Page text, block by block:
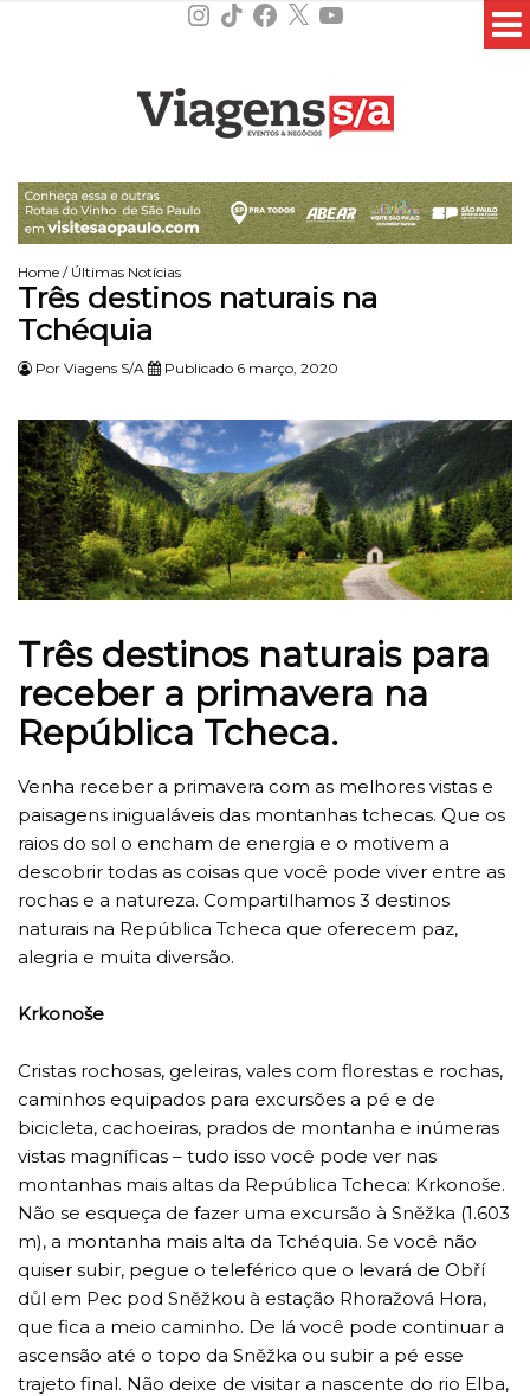
Instagram
TikTokFacebook
X YouTube
Home / Últimas Notícias
Três destinos naturais na
Tchéquia
Por Viagens S/A Publicado 6 março, 2020
Três destinos naturais para
receber a primavera na
República Tcheca.
Venha receber a primavera com as melhores vistas e
paisagens inigualáveis das montanhas tchecas. Que os
raios do sol o encham de energia e o motivem a
descobrir todas as coisas que você pode viver entre as
rochas e a natureza. Compartilhamos 3 destinos
naturais na República Tcheca que oferecem paz,
alegria e muita diversão.
Krkonoše
Cristas rochosas, geleiras, vales com florestas e rochas,
caminhos equipados para excursões a pé e de
bicicleta, cachoeiras, prados de montanha e inúmeras
vistas magníficas – tudo isso você pode ver nas
montanhas mais altas da República Tcheca: Krkonoše.
Não se esqueça de fazer uma excursão à Sněžka (1.603
m), a montanha mais alta da Tchéquia. Se você não
quiser subir, pegue o teleférico que o levará de Obří
důl em Pec pod Sněžkou à estação Rhoražová Hora,
que fica a meio caminho. De lá você pode continuar a
ascensão até o topo da Sněžka ou subir a pé esse
trajeto final. Não deixe de visitar a nascente do rio Elba,